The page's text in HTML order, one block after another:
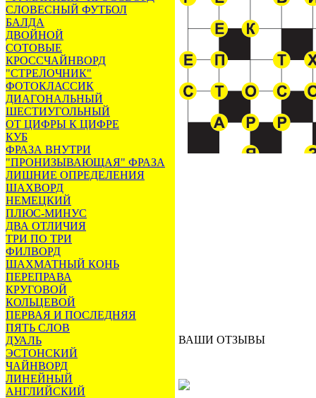
СЛОВЕСНЫЙ ФУТБОЛ
БАЛДА
ДВОЙНОЙ
СОТОВЫЕ
КРОССЧАЙНВОРД
"СТРЕЛОЧНИК"
ФОТОКЛАССИК
ДИАГОНАЛЬНЫЙ
ШЕСТИУГОЛЬНЫЙ
ОТ ЦИФРЫ К ЦИФРЕ
КУБ
ФРАЗА ВНУТРИ
"ПРОНИЗЫВАЮЩАЯ" ФРАЗА
ЛИШНИЕ ОПРЕДЕЛЕНИЯ
ШАХВОРД
НЕМЕЦКИЙ
ПЛЮС-МИНУС
ДВА ОТЛИЧИЯ
ТРИ ПО ТРИ
ФИЛВОРД
ШАХМАТНЫЙ КОНЬ
ПЕРЕПРАВА
КРУГОВОЙ
КОЛЬЦЕВОЙ
ПЕРВАЯ И ПОСЛЕДНЯЯ
ПЯТЬ СЛОВ
ДУАЛЬ
ЭСТОНСКИЙ
ЧАЙНВОРД
ЛИНЕЙНЫЙ
АНГЛИЙСКИЙ
ВАШИ ОТЗЫВЫ